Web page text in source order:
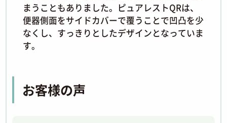
まうこともありました。ピュアレストQRは、
便器側面をサイドカバーで覆うことで凹凸を少
なくし、すっきりとしたデザインとなっていま
す。
お客様の声